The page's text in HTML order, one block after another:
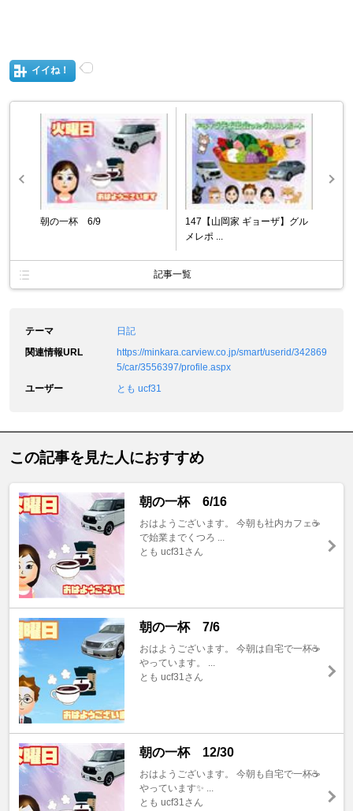
イイね！
朝の一杯 6/9
147【山岡家 ギョーザ】グル
メレポ ...
記事一覧
テーマ
日記
関連情報URL
https://minkara.carview.co.jp/smart/userid/342869
5/car/3556397/profile.aspx
ユーザー
とも ucf31
この記事を見た人におすすめ
朝の一杯 6/16
おはようございます。 今朝も社内カフェ☕️
で始業までくつろ ...
とも ucf31さん
朝の一杯 7/6
おはようございます。 今朝は自宅で一杯☕️
やっています。 ...
とも ucf31さん
朝の一杯 12/30
おはようございます。 今朝も自宅で一杯☕️
やっています✨ ...
とも ucf31さん